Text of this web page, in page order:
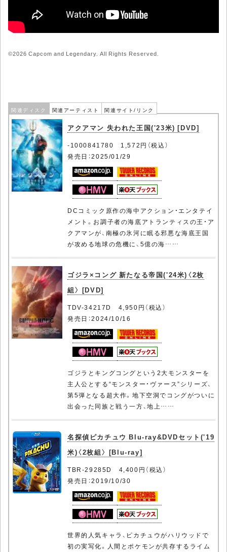
©2026 Capcom and Legendary. All Rights Reserved.
関連ディスク 関連アーティスト 関連サイト/リンク
アクアマン 失われた王国('23米) [DVD]
-1000841780 1,572円（税込）
発売日：2025/01/29
DCコミック原作の海中アクション・エンタテイ
メント。お調子者の海底アトランティスの王・ア
クアマンが、南極の氷河に眠る邪悪な海底王国
が攻める地球の危機に、5億の海……
ゴジラ×コング 新たなる帝国('24米)〈2枚
組〉 [DVD]
TDV-34217D 4,950円（税込）
発売日：2024/10/16
ゴジラとキングコングという2大モンスターを
主人公とする“モンスター・ヴァース”シリーズ、
第5弾となる超大作。地下空洞でコングがついに
出会った同族と戦う一方、地上……
名探偵ピカチュウ Blu-ray&DVDセット('19
米)〈2枚組〉 [Blu-ray]
TBR-29285D 4,400円（税込）
発売日：2019/10/30
世界的人気キャラ、ピカチュウがハリウッドで
初の実写化。人間とポケモンが共存するライム